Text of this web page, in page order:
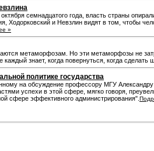
семнадцатого года, власть страны
Ходорковский и Невзлин видят в том, чтобы
»
метаморфозам. Но эти метаморфозы не
знает, когда повернуться, когда сделать
политике государства
на обсуждение профессору МГУ
успехи в этой сфере, мягко говоря,
сфере эффективного администрирования".